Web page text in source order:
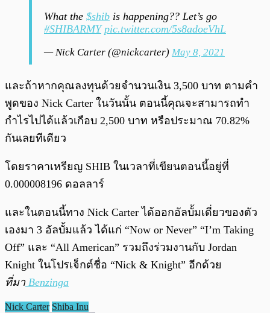
What the $shib is happening?? Let’s go
#SHIBARMY pic.twitter.com/5s8adoeVhL
— Nick Carter (@nickcarter) May 8, 2021
และถ้าหากคุณลงทุนด้วยจำนวนเงิน 3,500 บาท ตามคำ
พูดของ Nick Carter ในวันนั้น ตอนนี้คุณจะสามารถทำ
กำไรไปได้แล้วเกือบ 2,500 บาท หรือประมาณ 70.82%
กันเลยทีเดียว
โดยราคาเหรียญ SHIB ในเวลาที่เขียนตอนนี้อยู่ที่
0.000008196 ดอลลาร์
และในตอนนี้ทาง Nick Carter ได้ออกอัลบั้มเดี่ยวของตัว
เองมา 3 อัลบั้มแล้ว ได้แก่ “Now or Never” “I’m Taking
Off” และ “All American” รวมถึงร่วมงานกับ Jordan
Knight ในโปรเจ็กต์ชื่อ “Nick & Knight” อีกด้วย
ที่มาBenzinga
Nick Carter Shiba Inu